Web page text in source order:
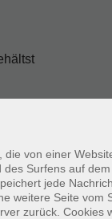
konkrete Hilfe für
zu kontrollieren.
von einer
Surfens auf
jede
weitere Seite vom
zurück. Cookies